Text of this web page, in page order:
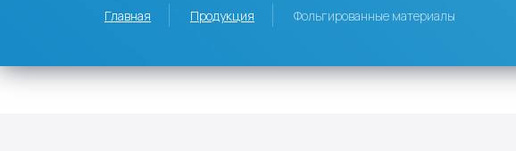
Главная Продукция Фольгированные материалы